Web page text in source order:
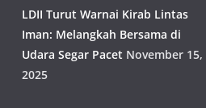
LDII Turut Warnai Kirab Lintas
Iman: Melangkah Bersama di
Udara Segar Pacet November 15,
2025